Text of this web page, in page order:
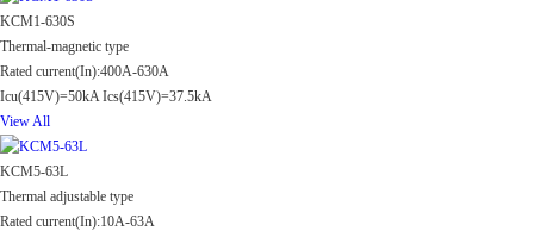
KCM1-630S
Thermal-magnetic type
Rated current(In):400A-630A
Icu(415V)=50kA Ics(415V)=37.5kA
View All
KCM5-63L
Thermal adjustable type
Rated current(In):10A-63A